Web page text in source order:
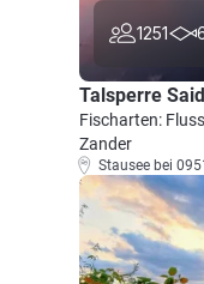
1251
Talsperre
Fischarten:
Zander
Stausee bei